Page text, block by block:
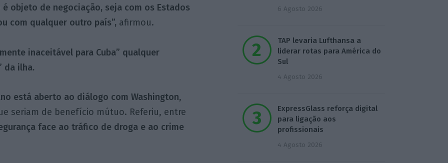
é objeto de negociação, seja com os Estados
com qualquer outro país”, afirmou.
inaceitável para Cuba” qualquer
da ilha.
está aberto ao diálogo com Washington,
seriam de benefício mútuo. Referiu, entre
face ao tráfico de droga e ao crime
6 Agosto 2026
TAP levaria Lufthansa a
liderar rotas para América do
Sul
4 Agosto 2026
ExpressGlass reforça digital
para ligação aos
profissionais
4 Agosto 2026